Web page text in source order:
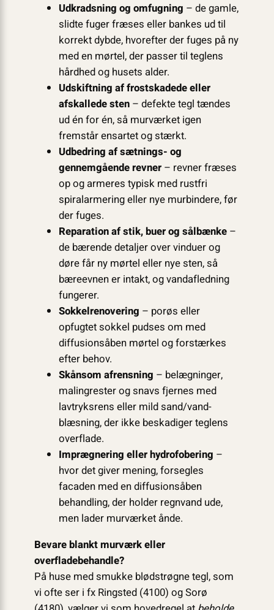
Udkradsning og omfugning – de gamle,
slidte fuger fræses eller bankes ud til
korrekt dybde, hvorefter der fuges på ny
med en mørtel, der passer til teglens
hårdhed og husets alder.
Udskiftning af frostskadede eller
afskallede sten– defekte tegl tændes
ud én for én, så murværket igen
fremstår ensartet og stærkt.
Udbedring af sætnings- og
gennemgående revner– revner fræses
op og armeres typisk med rustfri
spiralarmering eller nye murbindere, før
der fuges.
Reparation af stik, buer og sålbænke–
de bærende detaljer over vinduer og
døre får ny mørtel eller nye sten, så
bæreevnen er intakt, og vandafledning
fungerer.
Sokkelrenovering – porøs eller
opfugtet sokkel pudses om med
diffusionsåben mørtel og forstærkes
efter behov.
Skånsom afrensning – belægninger,
malingrester og snavs fjernes med
lavtryksrens eller mild sand/vand-
blæsning, der ikke beskadiger teglens
overflade.
Imprægnering eller hydrofobering –
hvor det giver mening, forsegles
facaden med en diffusionsåben
behandling, der holder regnvand ude,
men lader murværket ånde.
Bevare blankt murværk eller
overfladebehandle?
På huse med smukke blødstrøgne tegl, som
vi ofte ser i fx Ringsted (4100) og Sorø